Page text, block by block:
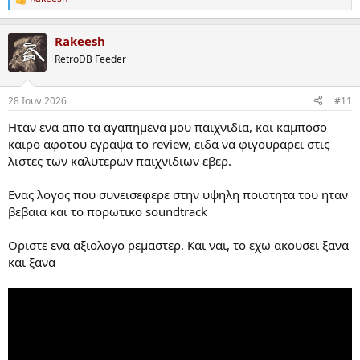
R
e
c
t
i
s
Rakeesh
RetroDB Feeder
28 Ιουν 2026 #11
Ηταν ενα απο τα αγαπημενα μου παιχνιδια, και καμποσο
καιρο αφοτου εγραψα το review, ειδα να φιγουραρει στις
λιστες των καλυτερων παιχνιδιων εβερ.
Ενας λογος που συνεισεφερε στην υψηλη ποιοτητα του ηταν
βεβαια και το πορωτικο soundtrack
Οριστε ενα αξιολογο ρεμαστερ. Και ναι, το εχω ακουσει ξανα
και ξανα